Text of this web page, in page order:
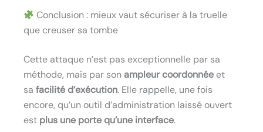
Conclusion : mieux vaut sécuriser à la truelle
que creuser sa tombe
Cette attaque n’est pas exceptionnelle par sa
méthode, mais par son ampleur coordonnée et
sa facilité d’exécution. Elle rappelle, une fois
encore, qu’un outil d’administration laissé ouvert
est plus une porte qu’une interface.